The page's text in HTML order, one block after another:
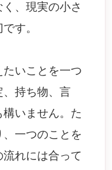
、現実の小さ
す。
いことを一つ
、持ち物、言
いません。た
、一つのことを
れには合って